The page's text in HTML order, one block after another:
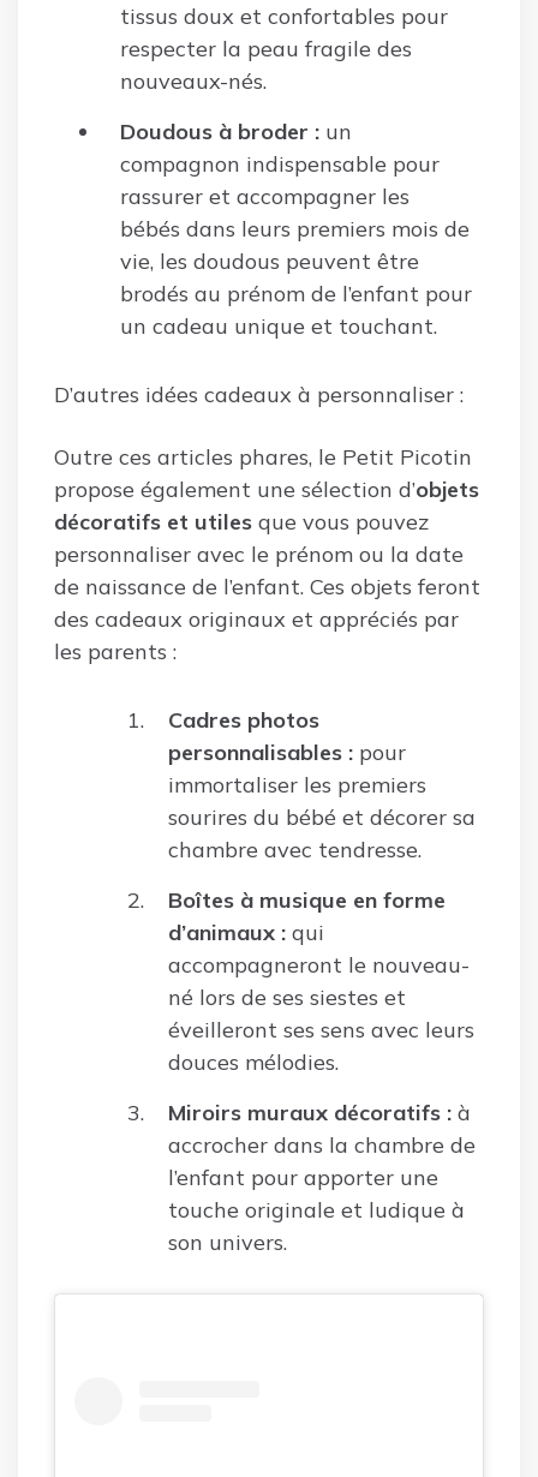
tissus doux et confortables pour
respecter la peau fragile des
nouveaux-nés.
Doudous à broder : un
compagnon indispensable pour
rassurer et accompagner les
bébés dans leurs premiers mois de
vie, les doudous peuvent être
brodés au prénom de l’enfant pour
un cadeau unique et touchant.
D’autres idées cadeaux à personnaliser :
Outre ces articles phares, le Petit Picotin
propose également une sélection d’objets
décoratifs et utiles que vous pouvez
personnaliser avec le prénom ou la date
de naissance de l’enfant. Ces objets feront
des cadeaux originaux et appréciés par
les parents :
Cadres photos
personnalisables : pour
immortaliser les premiers
sourires du bébé et décorer sa
chambre avec tendresse.
Boîtes à musique en forme
d’animaux : qui
accompagneront le nouveau-
né lors de ses siestes et
éveilleront ses sens avec leurs
douces mélodies.
Miroirs muraux décoratifs : à
accrocher dans la chambre de
l’enfant pour apporter une
touche originale et ludique à
son univers.